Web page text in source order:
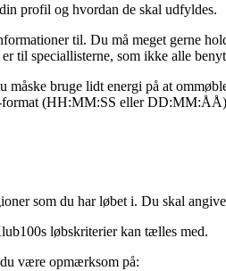
profil og hvordan de skal udfyldes.
til. Du må meget gerne
til speciallisterne, som ikke alle
måske bruge lidt energi på at
(HH:MM:SS eller
som du har løbet i. Du skal
løbskriterier kan tælles med.
være opmærksom på: